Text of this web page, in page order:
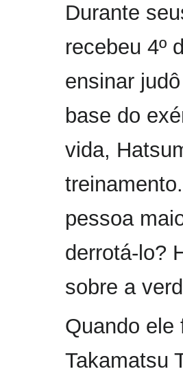
Durante
recebeu 4º
ensinar
base do
vida,
pessoa
derrotá-lo?
sobre a
Quando ele
Takamatsu